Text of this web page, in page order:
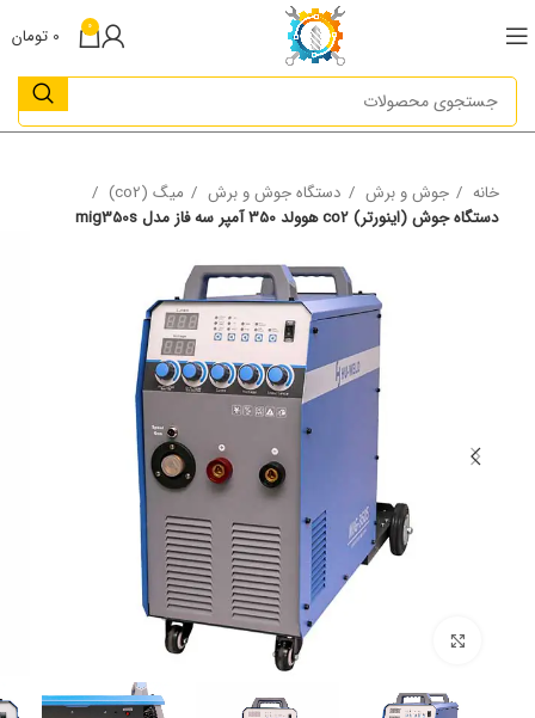
0
0 تومان
خانه جوش و برش دستگاه جوش و برش
میگ (co2)
دستگاه جوش (اینورتر) co2 هوولد 350 آمپر سه فاز مدل mig350s
برای بزرگنمایی کلیک کنید